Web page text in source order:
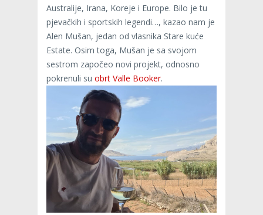
Australije, Irana, Koreje i Europe. Bilo je tu
pjevačkih i sportskih legendi…, kazao nam je
Alen Mušan, jedan od vlasnika Stare kuće
Estate. Osim toga, Mušan je sa svojom
sestrom započeo novi projekt, odnosno
pokrenuli su obrt Valle Booker.